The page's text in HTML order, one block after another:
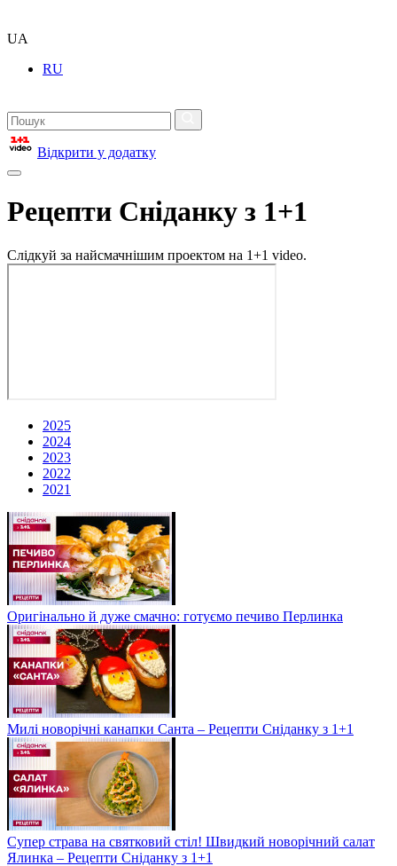
UA
RU
Відкрити у додатку
Рецепти Сніданку з 1+1
Слідкуй за найсмачнішим проектом на 1+1 video.
2025
2024
2023
2022
2021
Оригінально й дуже смачно: готуємо печиво Перлинка
Милі новорічні канапки Санта – Рецепти Сніданку з 1+1
Супер страва на святковий стіл! Швидкий новорічний салат
Ялинка – Рецепти Сніданку з 1+1